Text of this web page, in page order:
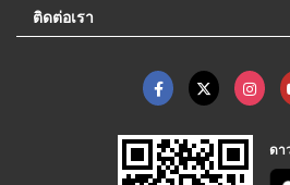
ติดต่อเรา
ดา